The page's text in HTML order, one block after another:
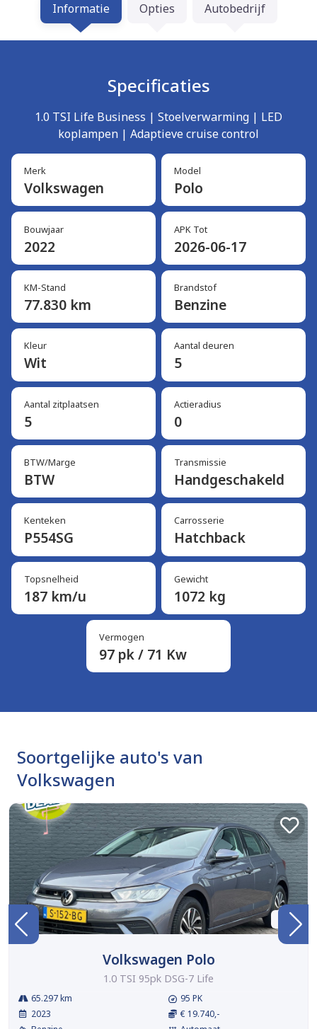
Informatie Opties Autobedrijf
Specificaties
1.0 TSI Life Business | Stoelverwarming | LED
koplampen | Adaptieve cruise control
Merk
Volkswagen
Model
Polo
Bouwjaar
2022
APK Tot
2026-06-17
KM-Stand
77.830 km
Brandstof
Benzine
Kleur
Wit
Aantal deuren
5
Aantal zitplaatsen
5
Actieradius
0
BTW/Marge
BTW
Transmissie
Handgeschakeld
Kenteken
P554SG
Carrosserie
Hatchback
Topsnelheid
187 km/u
Gewicht
1072 kg
Vermogen
97 pk / 71 Kw
Soortgelijke auto's van
Volkswagen
BTW
Volkswagen Polo
1.0 TSI 95pk DSG-7 Life
65.297 km
2023
95 PK
€ 19.740,-